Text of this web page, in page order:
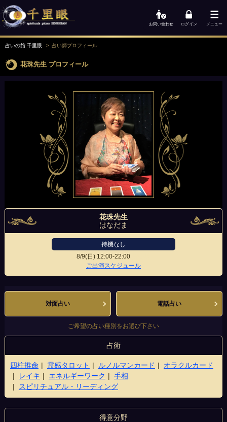
お問い合わせ ログイン メニュー
占いの館 千里眼 占い師プロフィール
花珠先生 プロフィール
花珠先生
はなだま
待機なし
8/9(日) 12:00-22:00
ご出演スケジュール
対面占い 電話占い
ご希望の占い種別をお選び下さい
占術
四柱推命 霊感タロット ルノルマンカード
オラクルカード
レイキ
エネルギーワーク
手相
スピリチュアル・リーディング
得意分野